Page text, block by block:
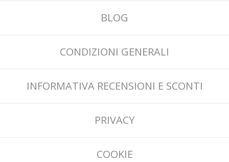
BLOG
CONDIZIONI GENERALI
INFORMATIVA RECENSIONI E SCONTI
PRIVACY
COOKIE